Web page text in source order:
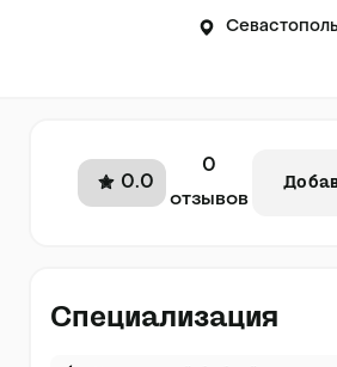
0.0
0
отзывов
Специализация